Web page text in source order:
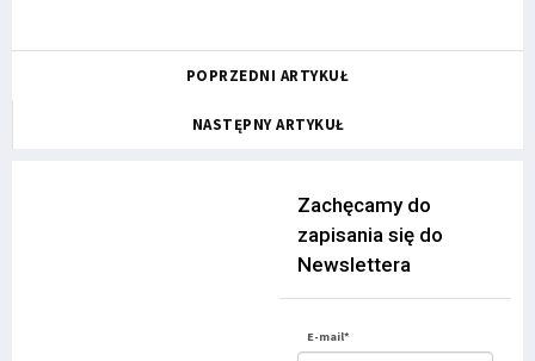
POPRZEDNI ARTYKUŁ
NASTĘPNY ARTYKUŁ
Zachęcamy do
zapisania się do
Newslettera
E-mail*